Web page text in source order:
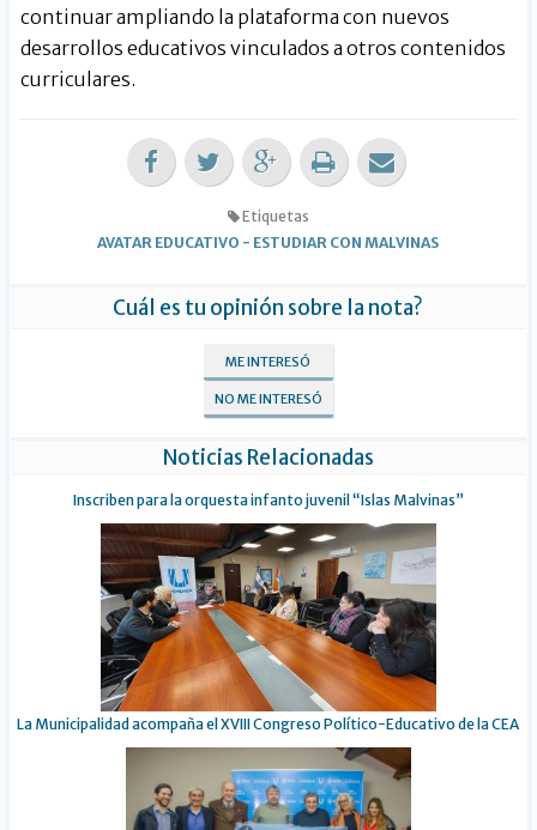
continuar ampliando la plataforma con nuevos
desarrollos educativos vinculados a otros contenidos
curriculares.
Etiquetas
AVATAR EDUCATIVO - ESTUDIAR CON MALVINAS
Cuál es tu opinión sobre la nota?
ME INTERESÓ
NO ME INTERESÓ
Noticias Relacionadas
Inscriben para la orquesta infanto juvenil “Islas Malvinas”
La Municipalidad acompaña el XVIII Congreso Político-Educativo de la CEA